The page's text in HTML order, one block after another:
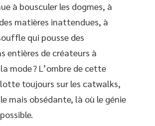
à bousculer les dogmes, à
matières inattendues, à
qui pousse des
entières de créateurs à
mode ? L’ombre de cette
toujours sur les catwalks,
mais obsédante, là où le génie